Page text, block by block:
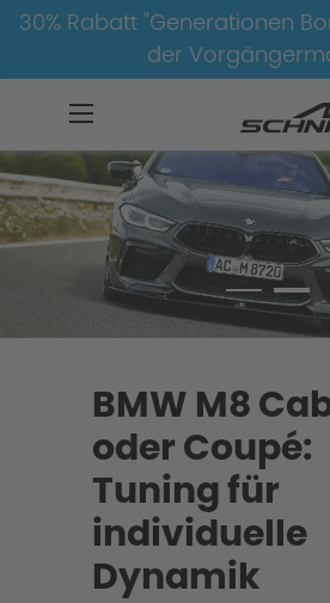
30% Rabatt "Generationen
der
M8-
BMW M8
oder Coupé:
Tuning für
individuelle
Dynamik